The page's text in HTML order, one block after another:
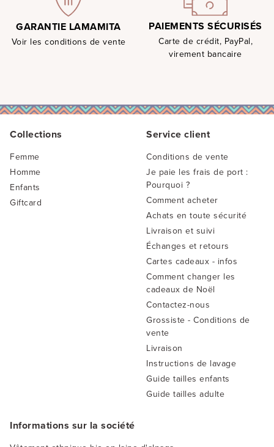
GARANTIE LAMAMITA
Voir les conditions de vente
PAIEMENTS SÉCURISÉS
Carte de crédit, PayPal,
virement bancaire
Collections
Femme
Homme
Enfants
Giftcard
Informations sur la société
Service client
Conditions de vente
Je paie les frais de port :
Pourquoi ?
Comment acheter
Achats en toute sécurité
Livraison et suivi
Échanges et retours
Cartes cadeaux - infos
Comment changer les
cadeaux de Noël
Contactez-nous
Grossiste - Conditions de
vente
Livraison
Instructions de lavage
Guide tailles enfants
Guide tailles adulte